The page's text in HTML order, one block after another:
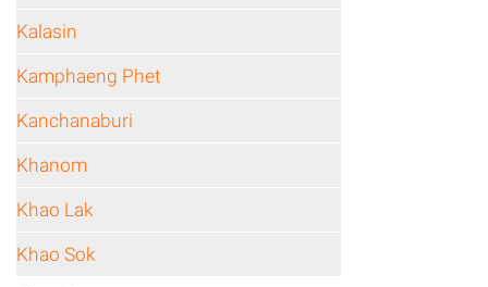
Kalasin
Kamphaeng Phet
Kanchanaburi
Khanom
Khao Lak
Khao Sok